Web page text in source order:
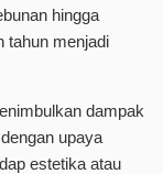
hingga
tahun menjadi
dampak
upaya
estetika atau